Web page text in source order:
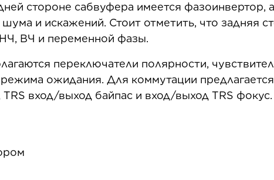
стороне сабвуфера имеется фазоинвертор,
и искажений. Стоит отметить, что задняя
НЧ, ВЧ и переменной фазы.
переключатели полярности,
ожидания. Для коммутации
вход/выход байпас и вход/выход TRS фокус.